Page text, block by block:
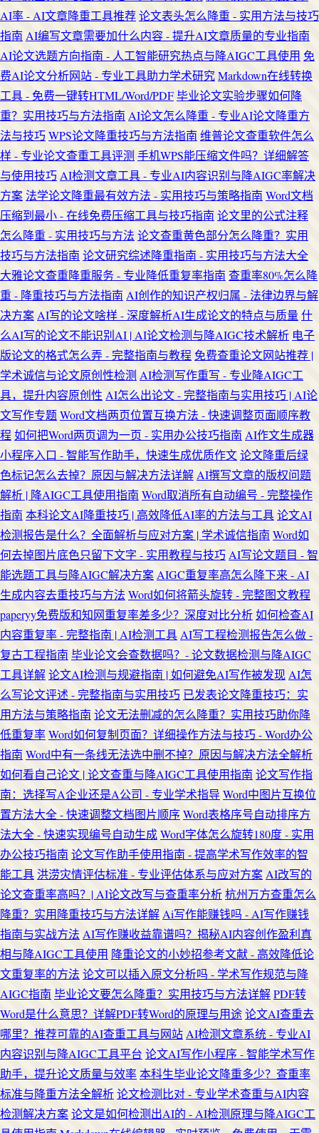
AI率 - AI文章降重工具推荐论文表头怎么降重 - 实用方法与技巧
指南 AI编写文章需要加什么内容 - 提升AI文章质量的专业指南
AI论文选题方向指南 - 人工智能研究热点与降AIGC工具使用 免
费AI论文分析网站 - 专业工具助力学术研究Markdown在线转换
工具 - 免费一键转HTML/Word/PDF毕业论文实验步骤如何降
重？实用技巧与方法指南 AI论文怎么降重 - 专业AI论文降重方
法与技巧WPS论文降重技巧与方法指南 维普论文查重软件怎么
样 - 专业论文查重工具评测 手机WPS能压缩文件吗？详细解答
与使用技巧 AI检测文章工具 - 专业AI内容识别与降AIGC率解决
方案法学论文降重最有效方法 - 实用技巧与策略指南 Word文档
压缩到最小 - 在线免费压缩工具与技巧指南 论文里的公式注释
怎么降重 - 实用技巧与方法 论文查重黄色部分怎么降重？实用
技巧与方法指南 论文研究综述降重指南 - 实用技巧与方法大全
大雅论文查重降重服务 - 专业降低重复率指南 查重率80%怎么降
重 - 降重技巧与方法指南 AI创作的知识产权归属 - 法律边界与解
决方案 AI写的论文啥样 - 深度解析AI生成论文的特点与质量什
么AI写的论文不能识别AI | AI论文检测与降AIGC技术解析 电子
版论文的格式怎么弄 - 完整指南与教程 免费查重论文网站推荐 |
学术诚信与论文原创性检测 AI检测写作重写 - 专业降AIGC工
具，提升内容原创性 AI怎么出论文 - 完整指南与实用技巧 | AI论
文写作专题Word文档两页位置互换方法 - 快速调整页面顺序教
程 如何把Word两页调为一页 - 实用办公技巧指南 AI作文生成器
小程序入口 - 智能写作助手，快速生成优质作文论文降重后绿
色标记怎么去掉？原因与解决方法详解 AI撰写文章的版权问题
解析 | 降AIGC工具使用指南 Word取消所有自动编号 - 完整操作
指南 本科论文AI降重技巧 | 高效降低AI率的方法与工具论文AI
检测报告是什么？全面解析与应对方案 | 学术诚信指南 Word如
何去掉图片底色只留下文字 - 实用教程与技巧 AI写论文题目 - 智
能选题工具与降AIGC解决方案 AIGC重复率高怎么降下来 - AI
生成内容去重技巧与方法 Word如何将箭头旋转 - 完整图文教程
paperyy免费版和知网重复率差多少？深度对比分析如何检查AI
内容重复率 - 完整指南 | AI检测工具 AI写工程检测报告怎么做 -
复古工程指南 毕业论文会查数据吗？- 论文数据检测与降AIGC
工具详解论文AI检测与规避指南 | 如何避免AI写作被发现 AI怎
么写论文评述 - 完整指南与实用技巧 已发表论文降重技巧：实
用方法与策略指南 论文无法删减的怎么降重？实用技巧助你降
低重复率Word如何复制页面？详细操作方法与技巧 - Word办公
指南 Word中有一条线无法选中删不掉？原因与解决方法全解析
如何看自己论文 | 论文查重与降AIGC工具使用指南 论文写作指
南：选择写A企业还是A公司 - 专业学术指导Word中图片互换位
置方法大全 - 快速调整文档图片顺序Word表格序号自动排序方
法大全 - 快速实现编号自动生成Word字体怎么旋转180度 - 实用
办公技巧指南 论文写作助手使用指南 - 提高学术写作效率的智
能工具 洪涝灾情评估标准 - 专业评估体系与应对方案 AI改写的
论文查重率高吗？| AI论文改写与查重率分析杭州万方查重怎么
降重？实用降重技巧与方法详解 Ai写作能赚钱吗 - AI写作赚钱
指南与实战方法 AI写作赚收益靠谱吗？揭秘AI内容创作盈利真
相与降AIGC工具使用 降重论文的小妙招参考文献 - 高效降低论
文重复率的方法 论文可以插入原文分析吗 - 学术写作规范与降
AIGC指南 毕业论文要怎么降重？实用技巧与方法详解PDF转
Word是什么意思？详解PDF转Word的原理与用途论文AI查重去
哪里？推荐可靠的AI查重工具与网站 AI检测文章系统 - 专业AI
内容识别与降AIGC工具平台 论文AI写作小程序 - 智能学术写作
助手，提升论文质量与效率本科生毕业论文降重多少？查重率
标准与降重方法全解析论文检测比对 - 专业学术查重与AI内容
检测解决方案论文是如何检测出AI的 - AI检测原理与降AIGC工